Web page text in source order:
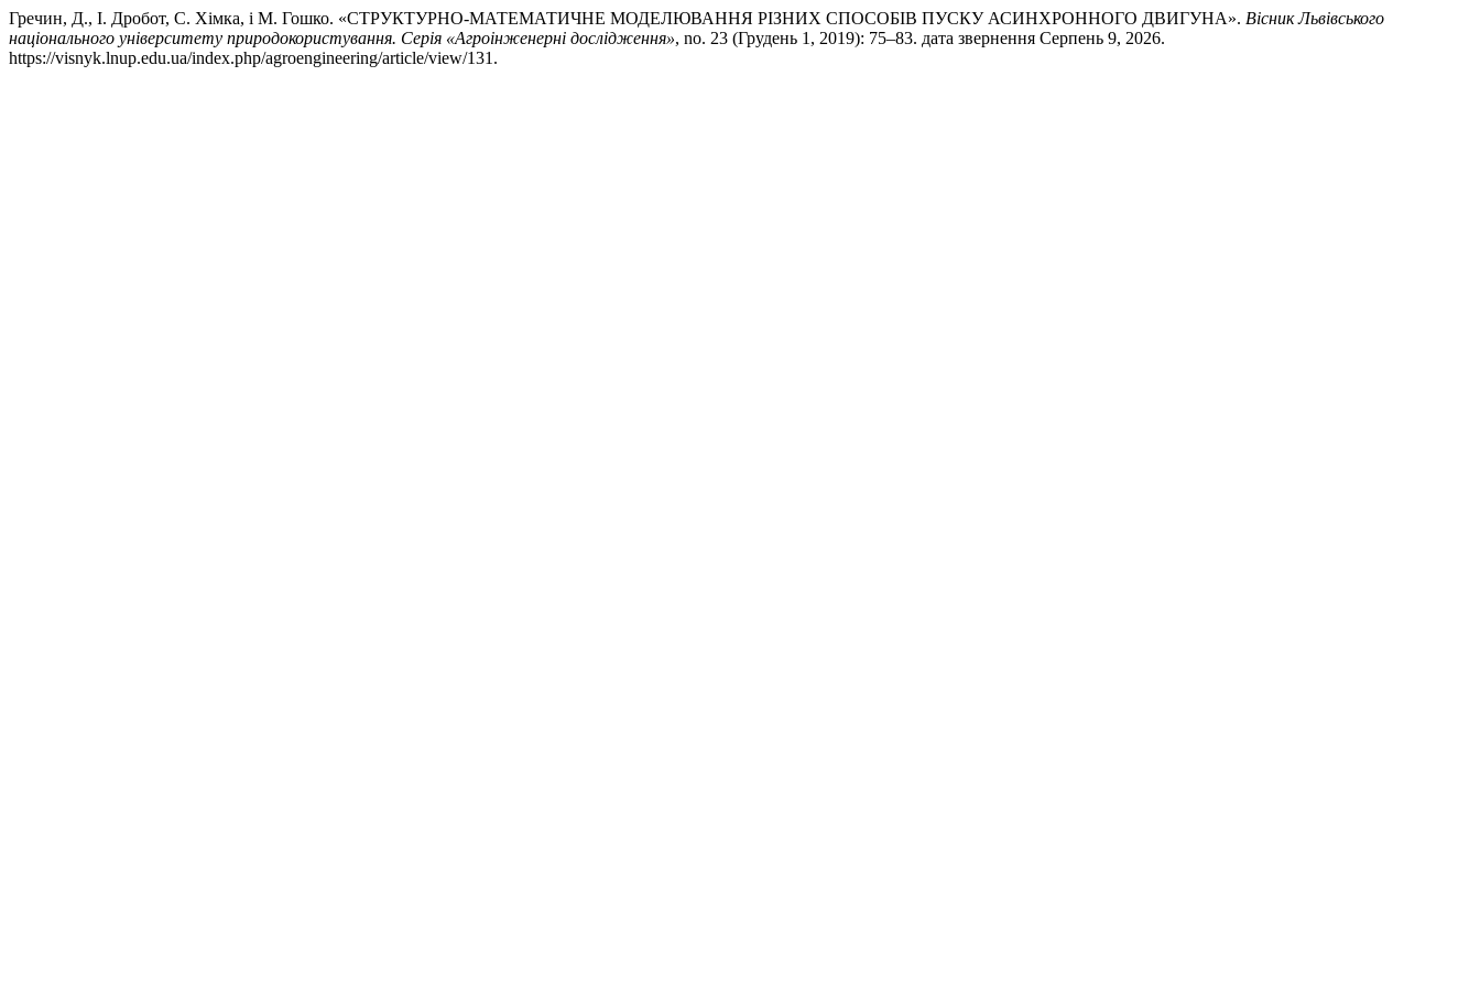
Гречин, Д., І. Дробот, С. Хімка, і М. Гошко. «СТРУКТУРНО-МАТЕМАТИЧНЕ МОДЕЛЮВАННЯ РІЗНИХ СПОСОБІВ ПУСКУ АСИНХРОННОГО ДВИГУНА». Вісник Львівського
національного університету природокористування. Серія «Агроінженерні дослідження», no. 23 (Грудень 1, 2019): 75–83. дата звернення Серпень 9, 2026.
https://visnyk.lnup.edu.ua/index.php/agroengineering/article/view/131.